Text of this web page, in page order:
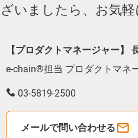
いましたら、お気
【プロダクトマネージャー】
e-chain®担当 プロダクトマネ
03-5819-2500
メールで問い合わせる